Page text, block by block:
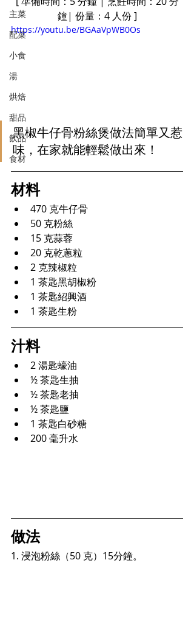
主菜
配菜
小食
湯
烘焙
甜品
飲品
食材
鐘| 份量：4 人份 ]
https://youtu.be/BGAaVpWB0Os
黑椒牛仔骨粉絲煲做法簡單又惹
味，在家就能輕鬆做出來！
材料
470 克牛仔骨
50 克粉絲
15 克蒜蓉
20 克乾蔥粒
2 克辣椒粒
1 茶匙黑胡椒粉
1 茶匙紹興酒
1 茶匙生粉
汁料
2 湯匙蠔油
½ 茶匙生抽
½ 茶匙老抽
½ 茶匙鹽
1 茶匙白砂糖
200 毫升水
做法
1. 浸泡粉絲（50 克）15分鐘。